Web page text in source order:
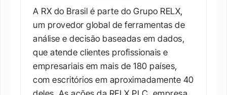
A RX do Brasil é parte do Grupo RELX,
um provedor global de ferramentas de
análise e decisão baseadas em dados,
que atende clientes profissionais e
empresariais em mais de 180 países,
com escritórios em aproximadamente 40